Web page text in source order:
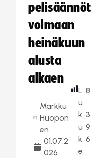
pelisäännöt
voimaan
heinäkuun
alusta
alkaen
Markku
Huopon
en
01.07.2
026
L
u
k
u
k
e
8
3
9
6